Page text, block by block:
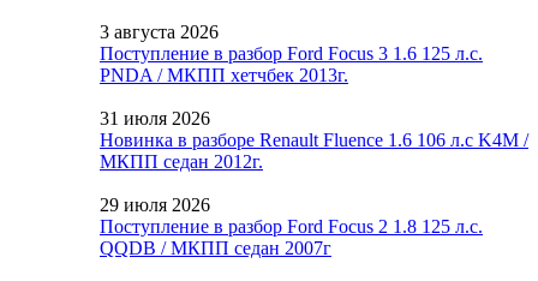
3 августа 2026
Поступление в разбор Ford Focus 3 1.6 125 л.с.
PNDA / МКПП хетчбек 2013г.
31 июля 2026
Новинка в разборе Renault Fluence 1.6 106 л.с K4M /
МКПП седан 2012г.
29 июля 2026
Поступление в разбор Ford Focus 2 1.8 125 л.с.
QQDB / МКПП седан 2007г